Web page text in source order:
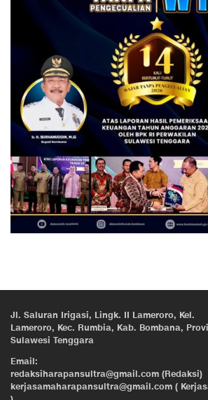
Jl. Saluran Irigasi, Lingk. II Lameroro, Kel.
Lameroro, Kec. Rumbia, Kab. Bombana,
Sulawesi Tenggara
Email:
redaksiharapansultra@gmail.com (Redaksi)
kerjasamaharapansultra@gmail.com (